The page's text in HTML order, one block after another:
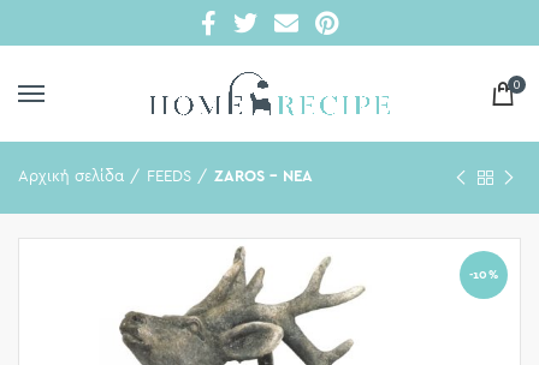
0
Αρχική σελίδα FEEDS ZAROS - ΝΕΑ
-10%